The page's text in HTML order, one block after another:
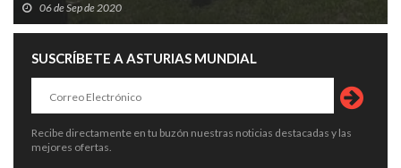
06 de Sep de 2020
SUSCRÍBETE A ASTURIAS MUNDIAL
Recibe directamente en tu buzón nuestras noticias destacadas y las
mejores ofertas.